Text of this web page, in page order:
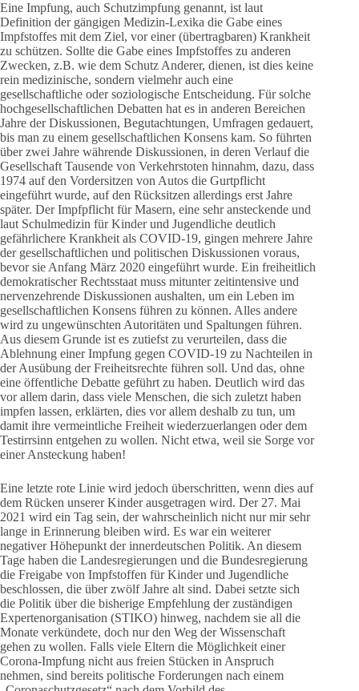
Eine Impfung, auch Schutzimpfung genannt, ist laut
Definition der gängigen Medizin-Lexika die Gabe eines
Impfstoffes mit dem Ziel, vor einer (übertragbaren) Krankheit
zu schützen. Sollte die Gabe eines Impfstoffes zu anderen
Zwecken, z.B. wie dem Schutz Anderer, dienen, ist dies keine
rein medizinische, sondern vielmehr auch eine
gesellschaftliche oder soziologische Entscheidung. Für solche
hochgesellschaftlichen Debatten hat es in anderen Bereichen
Jahre der Diskussionen, Begutachtungen, Umfragen gedauert,
bis man zu einem gesellschaftlichen Konsens kam. So führten
über zwei Jahre währende Diskussionen, in deren Verlauf die
Gesellschaft Tausende von Verkehrstoten hinnahm, dazu, dass
1974 auf den Vordersitzen von Autos die Gurtpflicht
eingeführt wurde, auf den Rücksitzen allerdings erst Jahre
später. Der Impfpflicht für Masern, eine sehr ansteckende und
laut Schulmedizin für Kinder und Jugendliche deutlich
gefährlichere Krankheit als COVID-19, gingen mehrere Jahre
der gesellschaftlichen und politischen Diskussionen voraus,
bevor sie Anfang März 2020 eingeführt wurde. Ein freiheitlich
demokratischer Rechtsstaat muss mitunter zeitintensive und
nervenzehrende Diskussionen aushalten, um ein Leben im
gesellschaftlichen Konsens führen zu können. Alles andere
wird zu ungewünschten Autoritäten und Spaltungen führen.
Aus diesem Grunde ist es zutiefst zu verurteilen, dass die
Ablehnung einer Impfung gegen COVID-19 zu Nachteilen in
der Ausübung der Freiheitsrechte führen soll. Und das, ohne
eine öffentliche Debatte geführt zu haben. Deutlich wird das
vor allem darin, dass viele Menschen, die sich zuletzt haben
impfen lassen, erklärten, dies vor allem deshalb zu tun, um
damit ihre vermeintliche Freiheit wiederzuerlangen oder dem
Testirrsinn entgehen zu wollen. Nicht etwa, weil sie Sorge vor
einer Ansteckung haben!
Eine letzte rote Linie wird jedoch überschritten, wenn dies auf
dem Rücken unserer Kinder ausgetragen wird. Der 27. Mai
2021 wird ein Tag sein, der wahrscheinlich nicht nur mir sehr
lange in Erinnerung bleiben wird. Es war ein weiterer
negativer Höhepunkt der innerdeutschen Politik. An diesem
Tage haben die Landesregierungen und die Bundesregierung
die Freigabe von Impfstoffen für Kinder und Jugendliche
beschlossen, die über zwölf Jahre alt sind. Dabei setzte sich
die Politik über die bisherige Empfehlung der zuständigen
Expertenorganisation (STIKO) hinweg, nachdem sie all die
Monate verkündete, doch nur den Weg der Wissenschaft
gehen zu wollen. Falls viele Eltern die Möglichkeit einer
Corona-Impfung nicht aus freien Stücken in Anspruch
nehmen, sind bereits politische Forderungen nach einem